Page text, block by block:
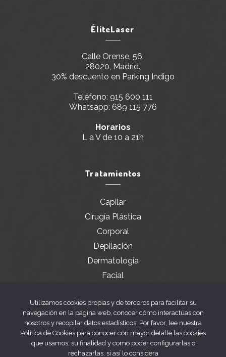
ÉliteLaser
Calle Orense, 56.
28020, Madrid.
30% descuento en Parking Indigo
Teléfono: 915 600 111
Whatsapp: 689 115 776
Horarios
L a V de 10 a 21h
Tratamientos
Capilar
Cirugía Plástica
Corporal
Depilación
Dermatología
Facial
Utilizamos cookies propias y de terceros para facilitar su
navegación en la página web, conocer cómo interactúas con
nosotros y recopilar datos estadísticos. Por favor, lee nuestra
Política de Cookies para conocer con mayor detalle las cookies
que usamos, su finalidad y como poder configurarlas o
rechazarlas, si así lo considera